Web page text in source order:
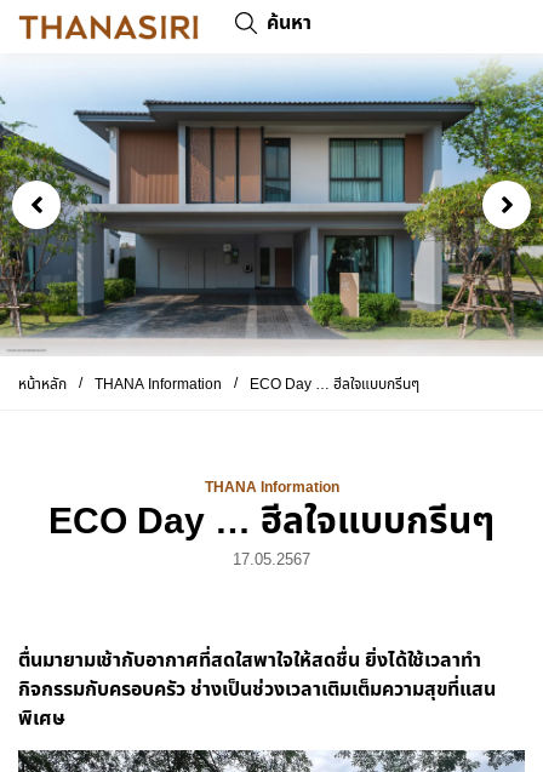
ค้นหา
หน้าหลัก / THANA Information / ECO Day … ฮีลใจแบบกรีนๆ
THANA Information
ECO Day … ฮีลใจแบบกรีนๆ
17.05.2567
ตื่นมายามเช้ากับอากาศที่สดใสพาใจให้สดชื่น ยิ่งได้ใช้เวลาทำ
กิจกรรมกับครอบครัว ช่างเป็นช่วงเวลาเติมเต็มความสุขที่แสน
พิเศษ